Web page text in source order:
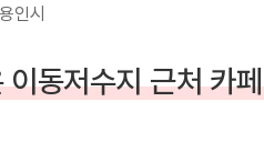
인시
동저수지 근처 카페